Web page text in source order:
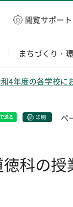
閲覧サポート
まちづくり・
4年度の各学校に
印刷 ペ
科の授